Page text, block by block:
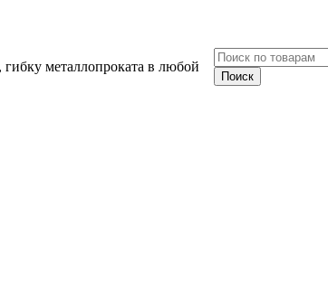
металлопроката в любой